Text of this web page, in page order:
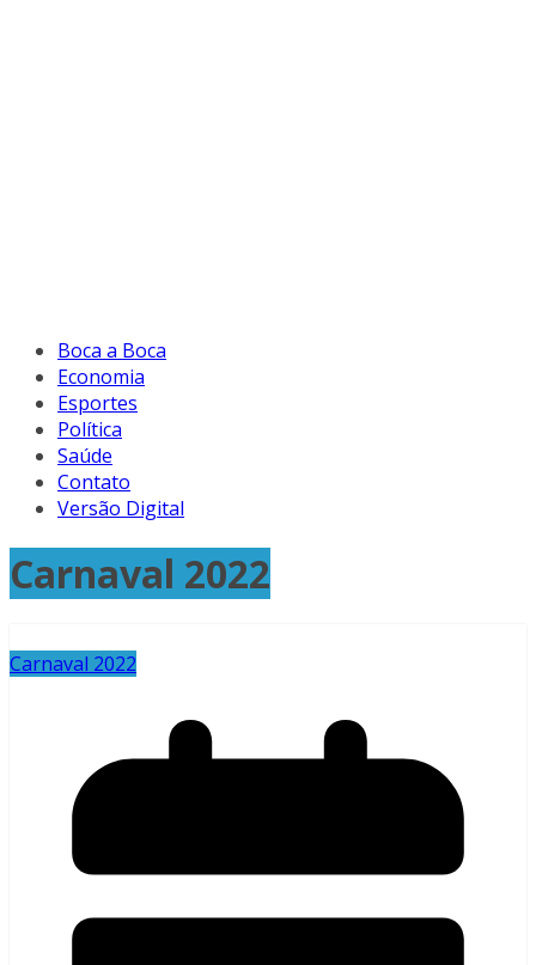
Boca a Boca
Economia
Esportes
Política
Saúde
Contato
Versão Digital
Carnaval 2022
Carnaval 2022